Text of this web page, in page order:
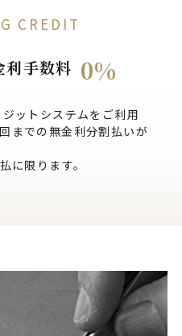
CREDIT
利手数料 0%
ットシステムをご利用
までの無金利分割払いが
限ります。